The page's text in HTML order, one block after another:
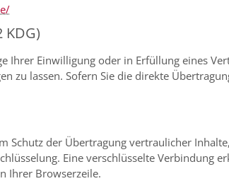
Ihrer Einwilligung oder in Erfüllung eines
zu lassen. Sofern Sie die direkte
Schutz der Übertragung vertraulicher
Eine verschlüsselte Verbindung
Ihrer Browserzeile.